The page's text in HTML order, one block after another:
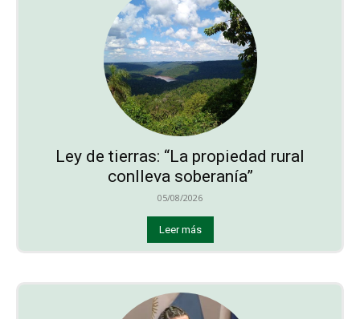
Ley de tierras: “La propiedad rural
conlleva soberanía”
05/08/2026
Leer más